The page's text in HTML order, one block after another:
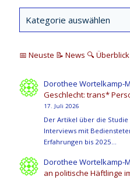
📅 Neuste 📝 News 🔍 Überblick
Dorothee Wortelkamp-
Geschlecht: trans*
17. Juli 2026
Der Artikel über die
Interviews mit
Erfahrungen bis 2025…
Dorothee Wortelkamp-
an politische Häftlinge